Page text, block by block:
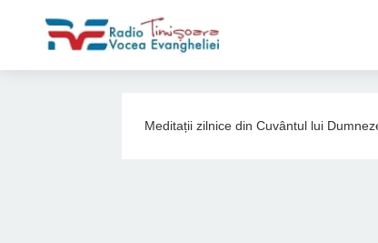
Meditații zilnice din Cuvântul lui